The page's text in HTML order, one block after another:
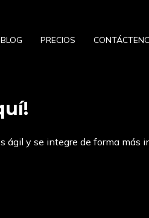
BLOG PRECIOS
ágil y se integre de forma más